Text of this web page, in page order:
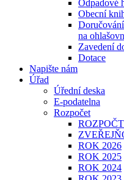
Odpadové
Obecní
na
Zavedení
Dotace
Napište nám
Úřad
Úřední deska
E-podatelna
Rozpočet
ROK 2026
ROK 2025
ROK 2024